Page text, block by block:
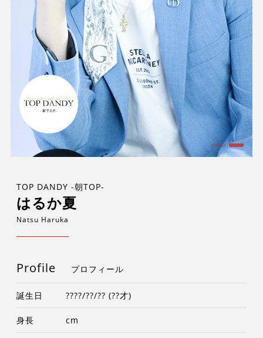
TOP DANDY -朝TOP-
はるか夏
Natsu Haruka
Profile プロフィール
誕生日 ????/??/?? (??才)
身長 cm